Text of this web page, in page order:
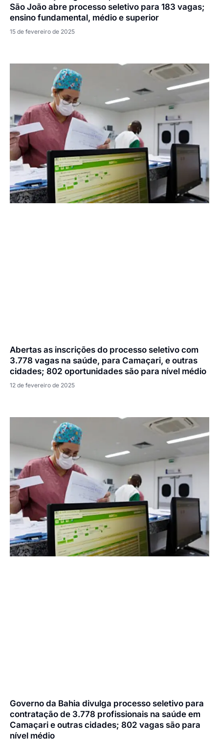
São João abre processo seletivo para 183 vagas;
ensino fundamental, médio e superior
15 de fevereiro de 2025
Abertas as inscrições do processo seletivo com
3.778 vagas na saúde, para Camaçari, e outras
cidades; 802 oportunidades são para nível médio
12 de fevereiro de 2025
Governo da Bahia divulga processo seletivo para
contratação de 3.778 profissionais na saúde em
Camaçari e outras cidades; 802 vagas são para
nível médio